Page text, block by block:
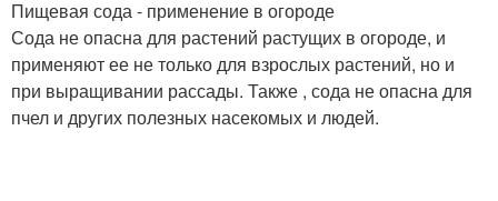
Пищевая сода - применение в огороде
Сода не опасна для растений растущих в огороде, и
применяют ее не только для взрослых растений, но и
при выращивании рассады. Также , сода не опасна для
пчел и других полезных насекомых и людей.